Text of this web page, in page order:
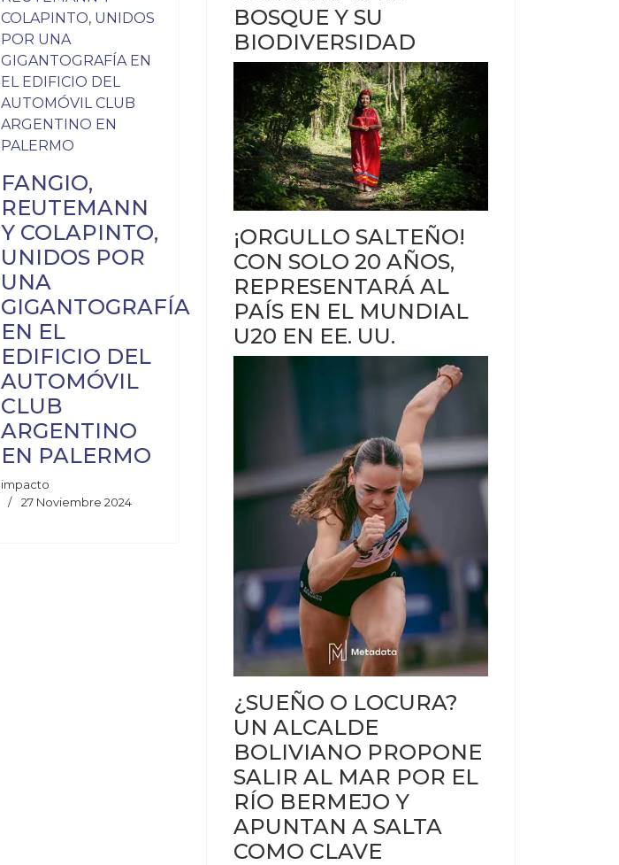
FANGIO,
REUTEMANN
Y COLAPINTO,
UNIDOS POR
UNA
GIGANTOGRAFÍA
EN EL
EDIFICIO DEL
AUTOMÓVIL
CLUB
ARGENTINO
EN PALERMO
impacto
27 Noviembre 2024
BOSQUE Y SU
BIODIVERSIDAD
¡ORGULLO SALTEÑO!
CON SOLO 20 AÑOS,
REPRESENTARÁ AL
PAÍS EN EL MUNDIAL
U20 EN EE. UU.
¿SUEÑO O LOCURA?
UN ALCALDE
BOLIVIANO PROPONE
SALIR AL MAR POR EL
RÍO BERMEJO Y
APUNTAN A SALTA
COMO CLAVE